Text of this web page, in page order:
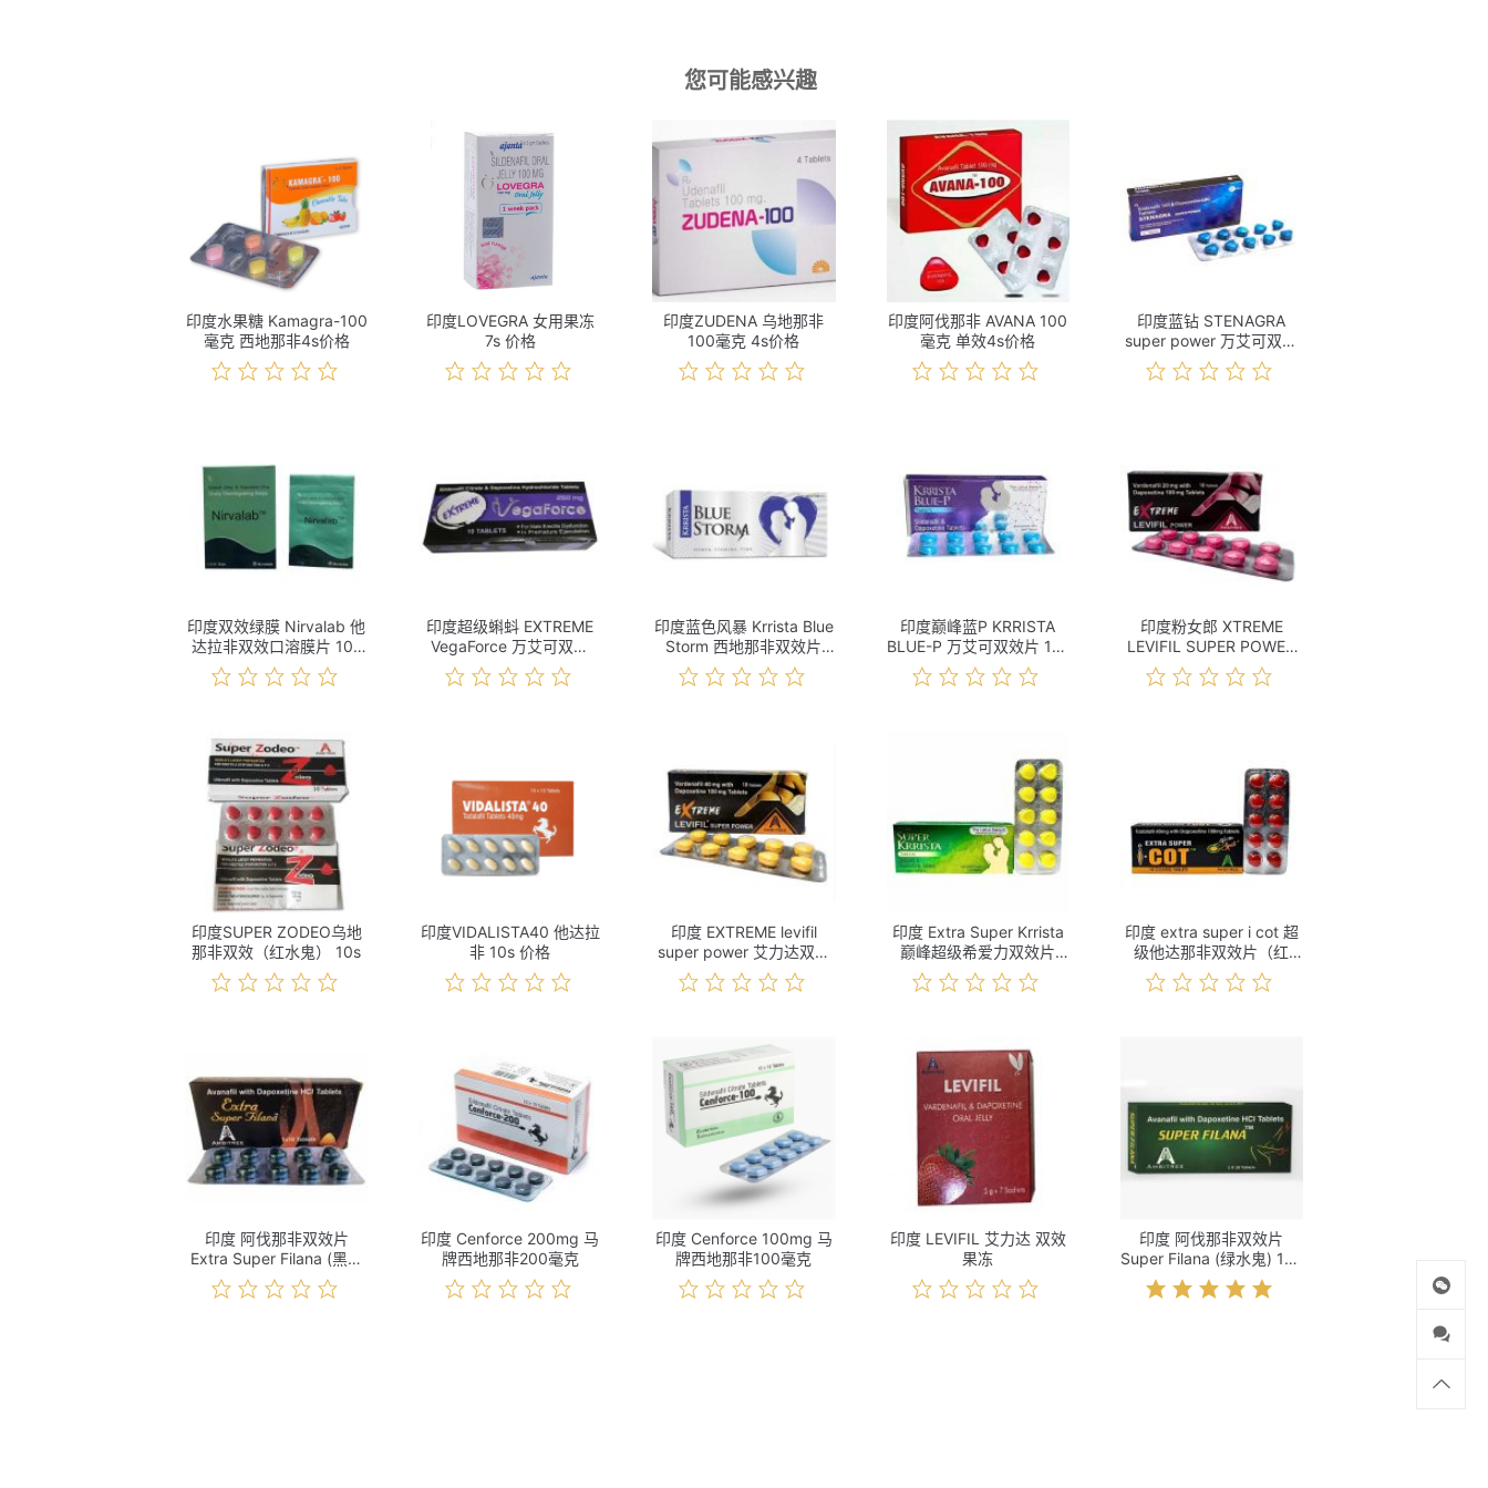
您可能感兴趣
印度水果糖 Kamagra-100
毫克 西地那非4s价格
印度LOVEGRA 女用果冻
7s 价格
印度ZUDENA 乌地那非
100毫克 4s价格
印度阿伐那非 AVANA 100
毫克 单效4s价格
印度蓝钻 STENAGRA
super power 万艾可双效
10s 价格
印度双效绿膜 Nirvalab 他
达拉非双效口溶膜片 10s
价格
印度超级蝌蚪 EXTREME
VegaForce 万艾可双效
10s 价格
印度蓝色风暴 Krrista Blue
Storm 西地那非双效片
10s 价格
印度巅峰蓝P KRRISTA
BLUE-P 万艾可双效片 10s
价格
印度粉女郎 XTREME
LEVIFIL SUPER POWER
伐地那非双效 10s 价格
印度SUPER ZODEO乌地
那非双效（红水鬼） 10s
印度VIDALISTA40 他达拉
非 10s 价格
印度 EXTREME levifil
super power 艾力达双效
（金女郎） 10s 价格
印度 Extra Super Krrista
巅峰超级希爱力双效片
10s 价格
印度 extra super i cot 超
级他达那非双效片（红
魔） 10s 价格
印度 阿伐那非双效片
Extra Super Filana (黑水
鬼) 10s 价格
印度 Cenforce 200mg 马
牌西地那非200毫克
印度 Cenforce 100mg 马
牌西地那非100毫克
印度 LEVIFIL 艾力达 双效
果冻
印度 阿伐那非双效片
Super Filana (绿水鬼) 10s
价格